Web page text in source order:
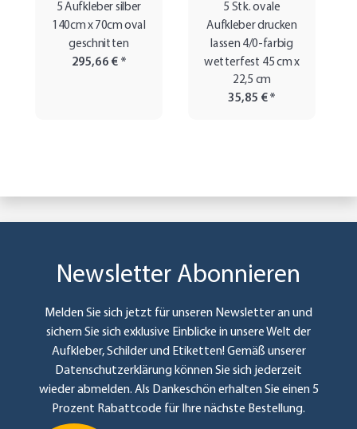
5 Aufkleber silber
140cm x 70cm oval
geschnitten
295,66 € *
5 Stk. ovale
Aufkleber drucken
lassen 4/0-farbig
wetterfest 45 cm x
22,5 cm
35,85 €*
Newsletter Abonnieren
Melden Sie sich jetzt für unseren Newsletter an und
sichern Sie sich exklusive Einblicke in unsere Welt der
Aufkleber, Schilder und Etiketten! Gemäß unserer
Datenschutzerklärung können Sie sich jederzeit
wieder abmelden. Als Dankeschön erhalten Sie einen 5
Prozent Rabattcode für Ihre nächste Bestellung.